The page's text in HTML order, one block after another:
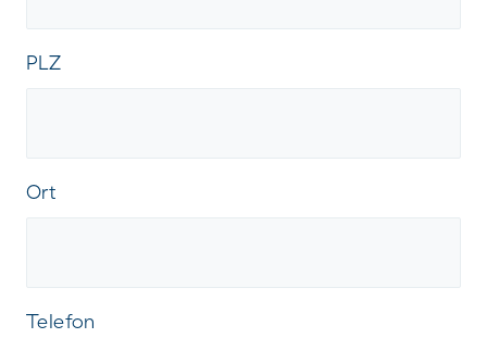
PLZ
Ort
Telefon